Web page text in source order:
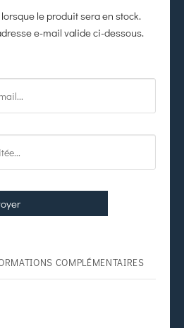
le produit sera en stock.
e-mail valide ci-dessous.
COMPLÉMENTAIRES